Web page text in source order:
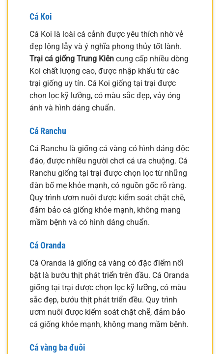
Cá Koi
Cá Koi là loài cá cảnh được yêu thích nhờ vẻ
đẹp lộng lẫy và ý nghĩa phong thủy tốt lành.
Trại cá giống Trung Kiên cung cấp nhiều dòng
Koi chất lượng cao, được nhập khẩu từ các
trại giống uy tín. Cá Koi giống tại trại được
chọn lọc kỹ lưỡng, có màu sắc đẹp, vảy óng
ánh và hình dáng chuẩn.
Cá Ranchu
Cá Ranchu là giống cá vàng có hình dáng độc
đáo, được nhiều người chơi cá ưa chuộng. Cá
Ranchu giống tại trại được chọn lọc từ những
đàn bố mẹ khỏe mạnh, có nguồn gốc rõ ràng.
Quy trình ươm nuôi được kiểm soát chặt chẽ,
đảm bảo cá giống khỏe mạnh, không mang
mầm bệnh và có hình dáng chuẩn.
Cá Oranda
Cá Oranda là giống cá vàng có đặc điểm nổi
bật là bướu thịt phát triển trên đầu. Cá Oranda
giống tại trại được chọn lọc kỹ lưỡng, có màu
sắc đẹp, bướu thịt phát triển đều. Quy trình
ươm nuôi được kiểm soát chặt chẽ, đảm bảo
cá giống khỏe mạnh, không mang mầm bệnh.
Cá vàng ba đuôi